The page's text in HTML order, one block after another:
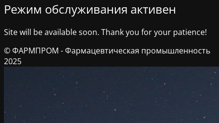
Режим обслуживания активен
Site will be available soon. Thank you for your patience!
© ФАРМПРОМ - Фармацевтическая промышленность
2025